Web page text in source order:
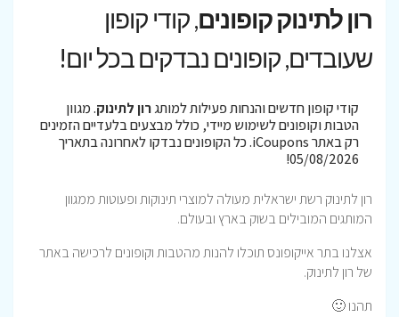
רון לתינוק קופונים, קודי קופון
שעובדים, קופונים נבדקים בכל יום!
קודי קופון חדשים והנחות פעילות למותגרון לתינוק. מגוון
הטבות וקופונים לשימוש מיידי, כולל מבצעים בלעדיים הזמינים
רק באתר iCoupons. כל הקופונים נבדקו לאחרונה בתאריך
05/08/2026!
רון לתינוק רשת ישראלית מעולה למוצרי תינוקות ופעוטות ממגוון
המותגים המובילים בשוק בארץ ובעולם.
אצלנו בתר אייקופונס תוכלו להנות מהטבות וקופונים לרכישה באתר
של רון לתינוק.
תהנו 🙂